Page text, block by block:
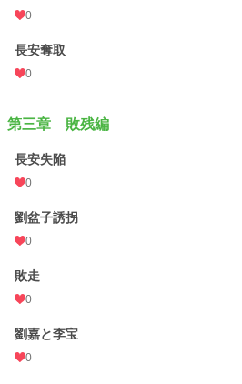
0
長安奪取
0
第三章 敗残編
長安失陥
0
劉盆子誘拐
0
敗走
0
劉嘉と李宝
0